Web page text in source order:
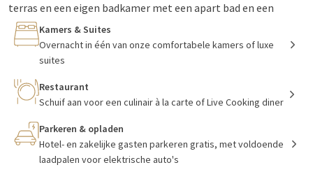
terras en een eigen badkamer met een apart bad en een
inloopdouche. Heerlijk in luxe genieten kan in één van de zes
suites, ieder met een eigen thema. In hetrestaurantheeft u
ruime keuze uit heerlijke gerechten met veel liefde en
vaste gerechten op de kaart heeft u ook de keuze uit
wisselende seizoens- en streekgerechten.
Vergaderen, feesten en groepsuitjes
Kamers & Suites
Overnacht in één van onze comfortabele kamers of luxe
suites
Restaurant
Schuif aan voor een culinair à la carte of Live Cooking diner
Parkeren & opladen
Hotel- en zakelijke gasten parkeren gratis, met voldoende
laadpalen voor elektrische auto's